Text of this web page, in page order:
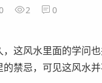
2 0
这风水里面的学问
禁忌，可见这风水